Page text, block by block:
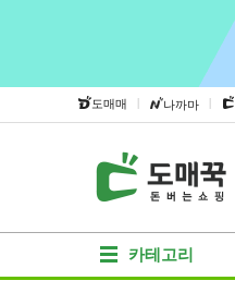
도매매 | 나까마 |
카테고리